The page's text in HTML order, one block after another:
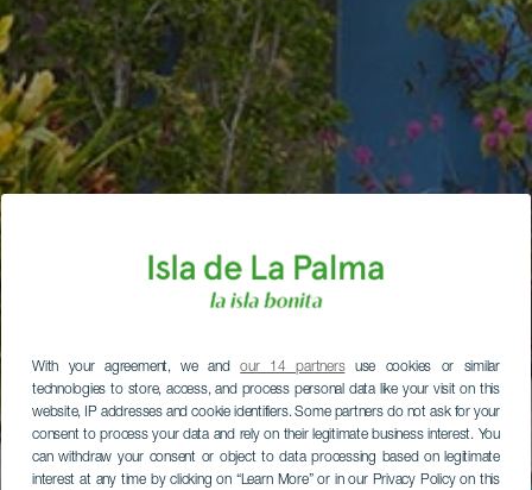
With your agreement, we andour 14 partnersuse cookies or similar
technologies to store, access, and process personal data like your visit on this
website, IP addresses and cookie identifiers. Some partners do not ask for your
consent to process your data and rely on their legitimate business interest. You
can withdraw your consent or object to data processing based on legitimate
interest at any time by clicking on “Learn More” or in our Privacy Policy on this